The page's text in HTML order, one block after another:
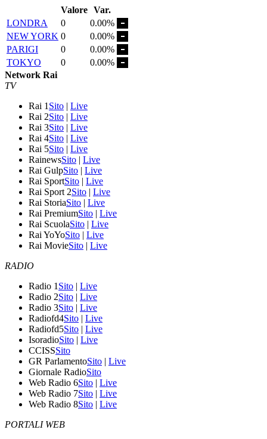
Valore Var.
LONDRA
0
0.00%
NEW YORK 0
0.00%
PARIGI
0
0.00%
TOKYO
0
0.00%
Network Rai
TV
Rai 1 Sito | Live
Rai 2Sito | Live
Rai 3Sito | Live
Rai 4Sito | Live
Rai 5Sito | Live
RainewsSito | Live
Rai GulpSito | Live
Rai SportSito | Live
Rai Sport 2Sito | Live
Rai StoriaSito | Live
Rai PremiumSito | Live
Rai ScuolaSito | Live
Rai YoYoSito | Live
Rai MovieSito | Live
RADIO
Radio 1 Sito | Live
Radio 2Sito | Live
Radio 3Sito | Live
Radiofd4Sito | Live
Radiofd5Sito | Live
IsoradioSito | Live
CCISSSito
GR ParlamentoSito | Live
Giornale RadioSito
Web Radio 6Sito | Live
Web Radio 7Sito | Live
Web Radio 8Sito | Live
PORTALI WEB